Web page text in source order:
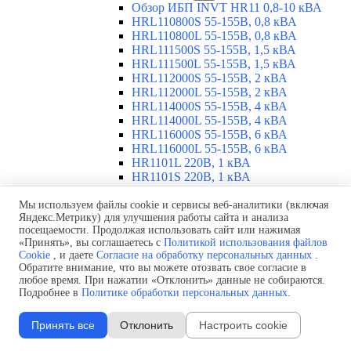
Обзор ИБП INVT HR11 0,8-10 кВА
HRL110800S 55-155В, 0,8 кВА
HRL110800L 55-155В, 0,8 кВА
HRL111500S 55-155В, 1,5 кВА
HRL111500L 55-155В, 1,5 кВА
HRL112000S 55-155В, 2 кВА
HRL112000L 55-155В, 2 кВА
HRL114000S 55-155В, 4 кВА
HRL114000L 55-155В, 4 кВА
HRL116000S 55-155В, 6 кВА
HRL116000L 55-155В, 6 кВА
HR1101L 220В, 1 кВА
HR1101S 220В, 1 кВА
HR1102S 220В, 2 кВА
HR1103L 220В, 3 кВА
HR1103S 220В, 3 кВА
HR1106XL 220В, 6 кВА
HR1106XS 220В, 6 кВА
HR1110XL 220В, 10 кВА
HR1110XS 220В, 10 кВА
Обзор ИБП INVT RM 10-90 кВА
ИБП RM020/10X 380В, 20 кВА
Мы используем файлы cookie и сервисы веб-аналитики (включая
Яндекс.Метрику) для улучшения работы сайта и анализа
посещаемости. Продолжая использовать сайт или нажимая
«Принять», вы соглашаетесь с Политикой использования файлов
Cookie , и даете Согласие на обработку персональных данных .
Обратите внимание, что вы можете отозвать свое согласие в
любое время. При нажатии «Отклонить» данные не собираются.
Подробнее в Политике обработки персональных данных.
Принять все Отклонить Настроить cookie